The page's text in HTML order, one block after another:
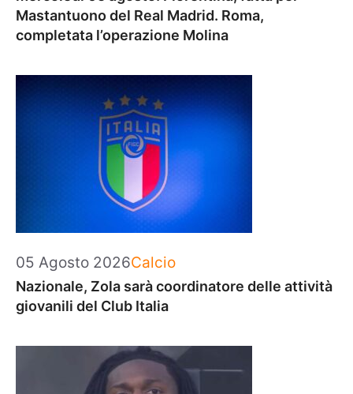
Mastantuono del Real Madrid. Roma,
completata l’operazione Molina
05 Agosto 2026Categorie
Calcio
Nazionale, Zola sarà coordinatore delle attività
giovanili del Club Italia